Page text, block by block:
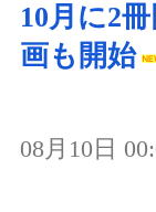
10月に2
画も開始
08月10日